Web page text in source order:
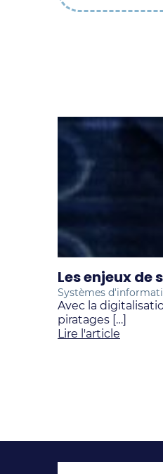
Les enjeux
Systèmes
Avec la
piratages […]
Lire l'article